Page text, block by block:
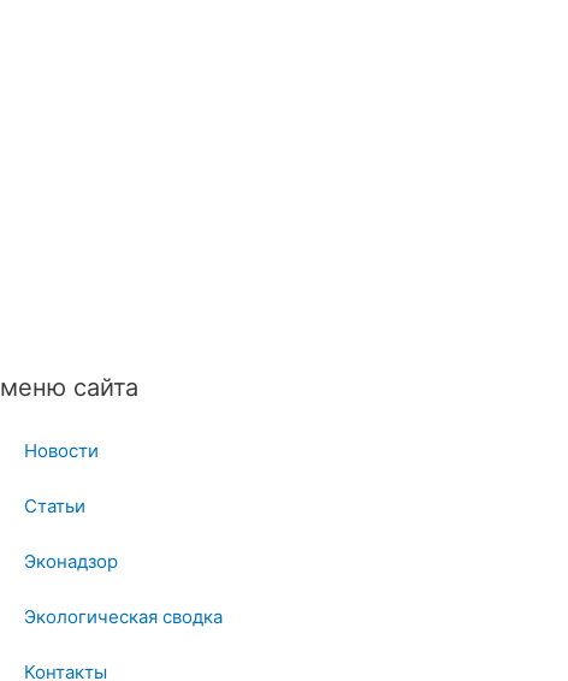
меню сайта
Новости
Статьи
Эконадзор
Экологическая сводка
Контакты